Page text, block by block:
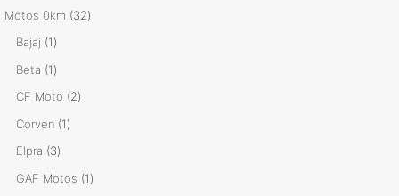
producto
Motos 0km 3232
Bajaj 11
producto
Beta 11
producto
CF Moto 22
Corven 11
Elpra 33
productos
GAF Motos 11